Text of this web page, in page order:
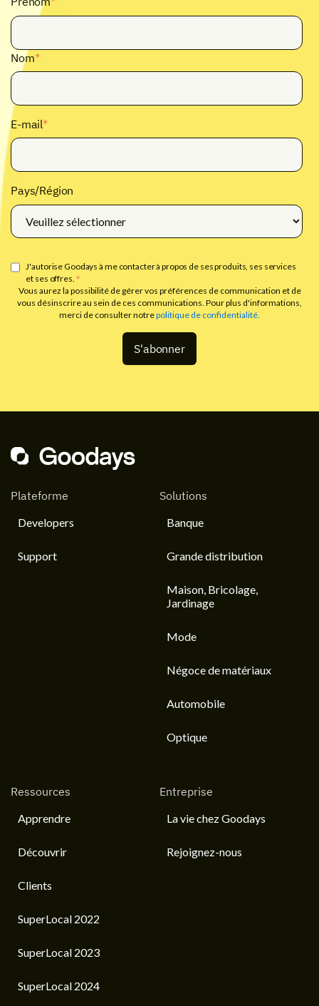
Nom*
E-mail*
Pays/Région
J'autorise Goodays à me contacter à propos de ses produits, ses services
et ses offres. *
Vous aurez la possibilité de gérer vos préférences de communication et de
vous désinscrire au sein de ces communications. Pour plus d'informations,
merci de consulter notrepolitique de confidentialité.
Plateforme
Developers
Support
Solutions
Banque
Grande distribution
Maison, Bricolage,
Jardinage
Mode
Négoce de matériaux
Automobile
Optique
Ressources
Apprendre
Découvrir
Clients
SuperLocal 2022
SuperLocal 2023
SuperLocal 2024
Entreprise
La vie chez Goodays
Rejoignez-nous